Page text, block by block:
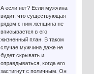
А если нет? Если мужчина
видит, что существующая
рядом с ним женщина не
вписывается в его
жизненный план. В таком
случае мужчина даже не
будет скрывать и
оправдываться, когда его
застигнут с поличным. Он